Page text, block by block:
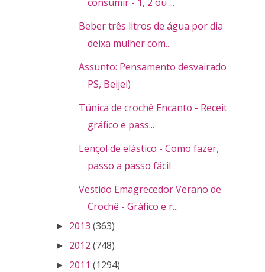
Beber três litros de água por dia
deixa mulher com...
Assunto: Pensamento desvairado (
PS, Beijei)
Túnica de crochê Encanto - Receita,
gráfico e pass...
Lençol de elástico - Como fazer,
passo a passo fácil
Vestido Emagrecedor Verano de
Crochê - Gráfico e r...
► 2013 (363)
► 2012 (748)
► 2011 (1294)